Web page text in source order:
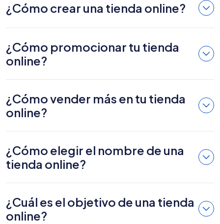
¿Cómo crear una tienda online?
¿Cómo promocionar tu tienda
online?
¿Cómo vender más en tu tienda
online?
¿Cómo elegir el nombre de una
tienda online?
¿Cuál es el objetivo de una tienda
online?